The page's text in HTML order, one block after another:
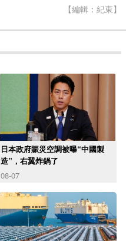
【編輯：紀東】
日本政府賑災空調被曝“中國製
造”，右翼炸鍋了
08-07